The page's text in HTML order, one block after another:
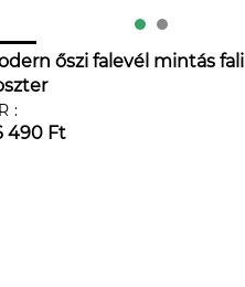
őszi falevél mintás fali
490 Ft